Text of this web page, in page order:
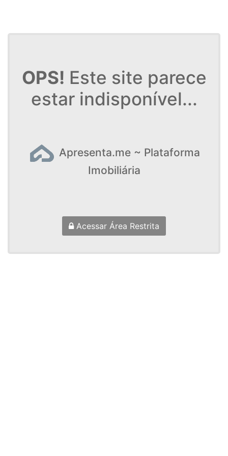
OPS! Este site parece
estar indisponível...
Apresenta.me ~ Plataforma
Imobiliária
Acessar Área Restrita